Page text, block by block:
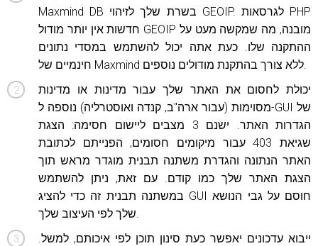
Maxmind DB בשרת שלך לזיהוי GEOIP. לגרסאות PHP
חדשות אין יותר מודול GEOIP מובנה, מה שמקשה מעט על
ההתקנה שלו. כעת אתה יכול להשתמש במסדי נתונים
חינמיים של Maxmind ללא צורך בהתקנת מודולים נוספים.
יכולת לחסום את האתר שלך עבור מדינות או מדינות
מסוימות (עבור ארה"ב, קנדה ואוסטרליה) נוספה ל-GUI של
הגדרות האתר. ישנם 3 מצבים ליישום חסימה: הצגת
שגיאת 403 עבור מיקומים חסומים, הפנייתם ​​לכתובת
האתר הנתונה והגדרת משתנה תבנית מוגדר מראש תוך
הצגת האתר שלך כמו קודם. עם זאת, ניתן להשתמש
במשתנה תבנית זה כדי להציג GUI חוסם על גבי הנושא
שלך לפי העיצוב שלך.
ייבוא ​​עדכונים יאפשר כעת סינון תוכן לפי איכותם, למשל.